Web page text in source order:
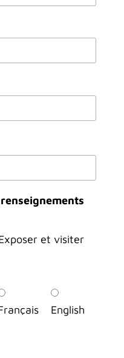
et visiter
English